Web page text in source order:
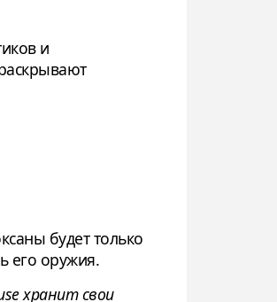
и
будет только
его оружия.
хранит свои